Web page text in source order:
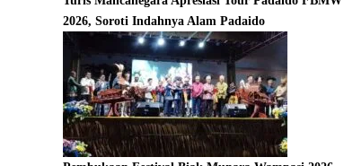
2026, Soroti Indahnya Alam Padaido